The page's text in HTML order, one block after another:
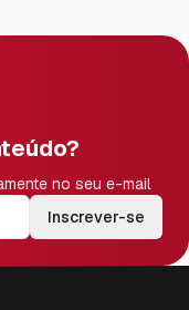
no seu e-mail
Inscrever-se